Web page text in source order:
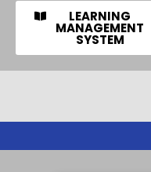
LEARNING
MANAGEMENT
SYSTEM